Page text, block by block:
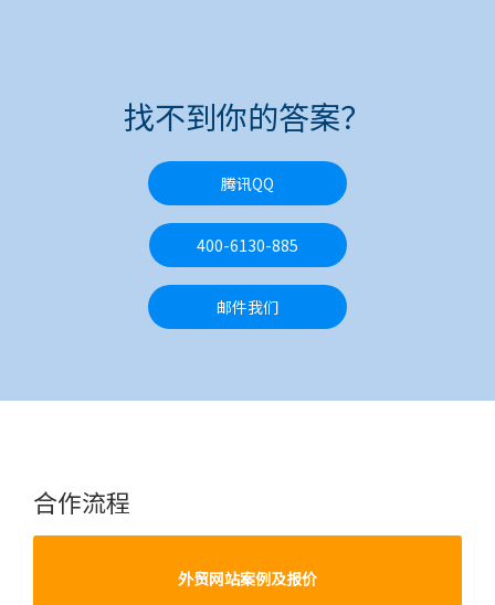
找不到你的答案？
腾讯QQ
400-6130-885
邮件我们
合作流程
外贸网站案例及报价